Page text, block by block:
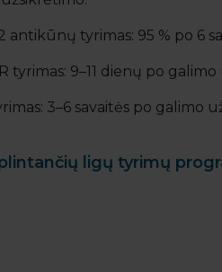
2 antikūnų tyrimas: 95 % po 6
tyrimas: 9–11 dienų po
3–6 savaitės po galimo
ligų tyrimų